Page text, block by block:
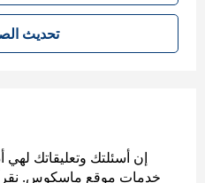
تحديث الصفحة
إن أسئلتك وتعليقاتك لهي
خدمات موقع ماسكوس. نقرأ